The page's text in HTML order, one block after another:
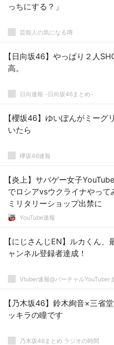
っちにする？」
芸能人の気になる噂
【日向坂46】やっぱり２人
高。
日向速報 -日向坂46まとめ-
【櫻坂46】ゆいぽんがミーグ
いたら
欅坂46速報
【炎上】サバゲー女子
でロシアvsウクライナやっ
ミリタリーショップ出禁に
YouTube速報
【にじさんじEN】ルカくん、
ャンネル登録者達成！
Vtuber速報@バーチャルYouTuber
【乃木坂46】鈴木絢音×三省
ッキラの瞳です
乃木坂46まとめ ラジオの時間